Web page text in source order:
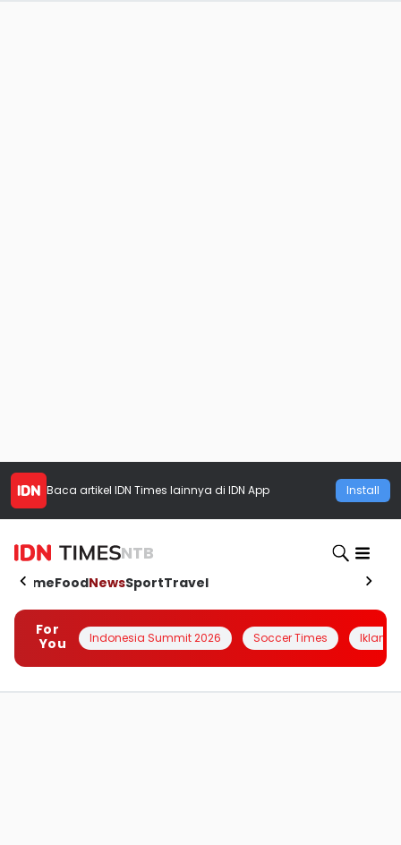
Baca artikel IDN Times lainnya di IDN App Install
NTB
HomeFoodNewsSportTravel
For
You
Indonesia Summit 2026 Soccer Times Iklanin